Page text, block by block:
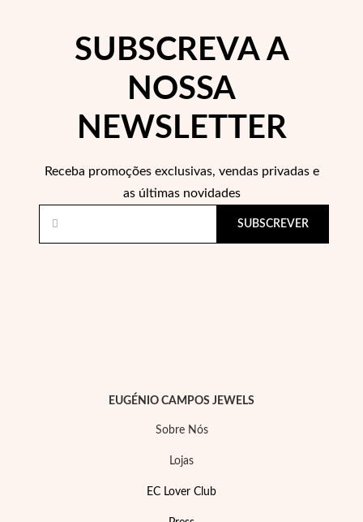
Wedding Season
SUBSCREVA A
NOSSA
NEWSLETTER
Receba promoções exclusivas, vendas privadas e
as últimas novidades
SUBSCREVER
EUGÉNIO CAMPOS JEWELS
Sobre Nós
Lojas
EC Lover Club